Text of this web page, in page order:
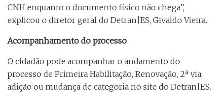
CNH enquanto o documento físico não chega”,
explicou o diretor geral do Detran|ES, Givaldo Vieira.
Acompanhamento do processo
O cidadão pode acompanhar o andamento do
processo de Primeira Habilitação, Renovação, 2ª via,
adição ou mudança de categoria no site do Detran|ES.